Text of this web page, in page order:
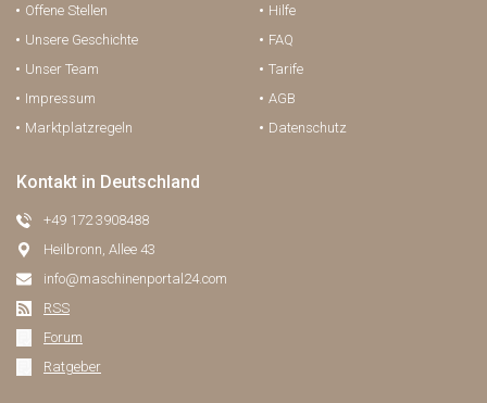
Offene Stellen
Unsere Geschichte
Unser Team
Impressum
Marktplatzregeln
Hilfe
FAQ
Tarife
AGB
Datenschutz
Kontakt in Deutschland
+49 172 3908488
Heilbronn, Allee 43
info@maschinenportal24.сom
RSS
Forum
Ratgeber